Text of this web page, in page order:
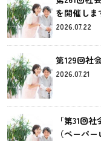
を開催しま
2026.07.22
第129回社
2026.07.21
「第31回
（ペーパー